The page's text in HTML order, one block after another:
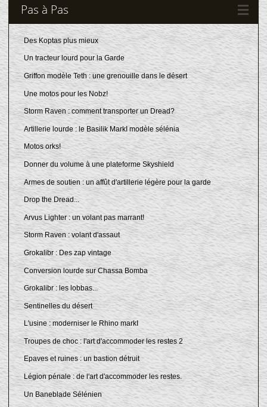
Pas à Pas
Des Koptas plus mieux
Un tracteur lourd pour la Garde
Griffon modèle Teth : une grenouille dans le désert
Une motos pour les Nobz!
Storm Raven : comment transporter un Dread?
Artillerie lourde : le Basilik MarkI modèle sélénia
Motos orks!
Donner du volume à une plateforme Skyshield
Armes de soutien : un affût d'artillerie légère pour la garde
Drop the Dread...
Arvus Lighter : un volant pas marrant!
Storm Raven : volant d'assaut
Grokalibr : Des zap vintage
Conversion lourde sur Chassa Bomba
Grokalibr : les lobbas...
Sentinelles du désert
L'usine : moderniser le Rhino markI
Troupes de choc : l'art d'accommoder les restes 2
Epaves et ruines : un bastion détruit
Légion pénale : de l'art d'accommoder les restes.
Un Baneblade Sélénien